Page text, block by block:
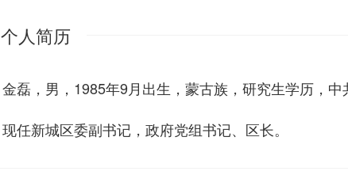
个人简历
金磊，男，1985年9月出生，蒙古族，研究生学历，中
现任新城区委副书记，政府党组书记、区长。